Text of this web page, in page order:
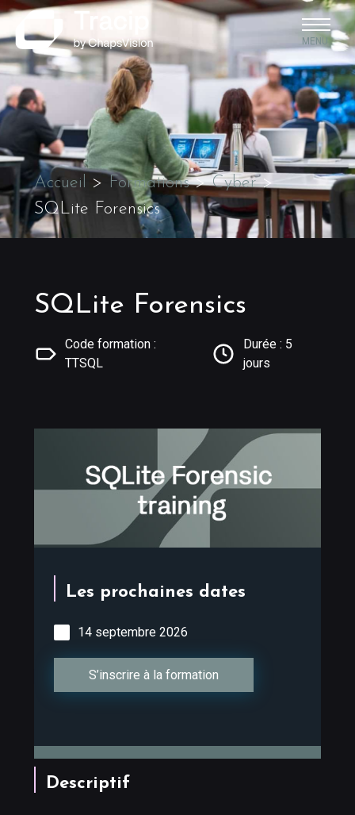
MENU
Accueil > Formations>Cyber>
SQLite Forensics
SQLite Forensics
Code formation :
TTSQL
Durée : 5
jours
Les prochaines dates
14 septembre 2026
S’inscrire à la formation
Descriptif